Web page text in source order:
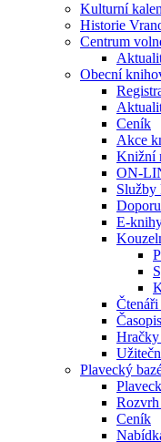
Kulturní
Historie
Centrum
Obecní
Ceník
Akce
Knižní
ON-
Služby
E-
Plavecký
Ceník